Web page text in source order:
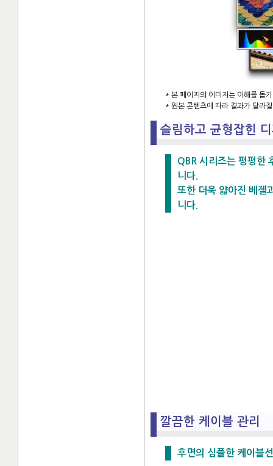
* 본 페이지의 이미지는 이해를 돕
* 원본 콘텐츠에 따라 결과가 달라
슬림하고 균형잡힌
QBR 시리즈는 평평한
니다.
또한 더욱 얇아진 베젤
니다.
깔끔한 케이블 관리
후면의 심플한 케이블